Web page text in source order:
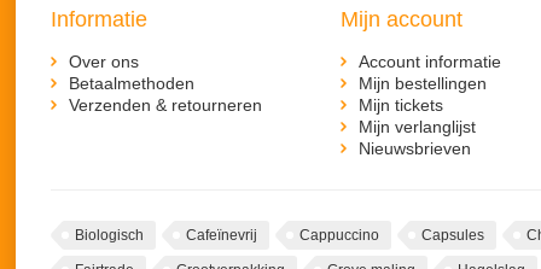
Informatie
Over ons
Betaalmethoden
Verzenden & retourneren
Mijn account
Account informatie
Mijn bestellingen
Mijn tickets
Mijn verlanglijst
Nieuwsbrieven
Biologisch Cafeïnevrij Cappuccino Capsules